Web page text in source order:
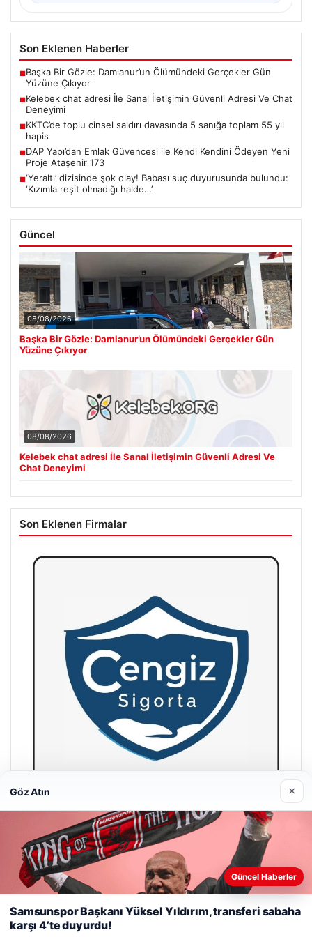
Son Eklenen Haberler
■Başka Bir Gözle: Damlanur’un Ölümündeki Gerçekler Gün
Yüzüne Çıkıyor
■Kelebek chat adresi İle Sanal İletişimin Güvenli Adresi Ve Chat
Deneyimi
■KKTC’de toplu cinsel saldırı davasında 5 sanığa toplam 55 yıl
hapis
■DAP Yapı’dan Emlak Güvencesi ile Kendi Kendini Ödeyen Yeni
Proje Ataşehir 173
■‘Yeraltı’ dizisinde şok olay! Babası suç duyurusunda bulundu:
‘Kızımla reşit olmadığı halde…’
Güncel
08/08/2026
Başka Bir Gözle: Damlanur’un Ölümündeki Gerçekler Gün
Yüzüne Çıkıyor
08/08/2026
Kelebek chat adresi İle Sanal İletişimin Güvenli Adresi Ve
Chat Deneyimi
Son Eklenen Firmalar
Hastaş Beton
26/05/2026
Web sitemizi nasıl kullandığınızı daha iyi anlayabilmek,
kullanıyoruz.Çerez Politikamız
Göz Atın ×
Güncel Haberler
Samsunspor Başkanı Yüksel Yıldırım, transferi sabaha
karşı 4’te duyurdu!